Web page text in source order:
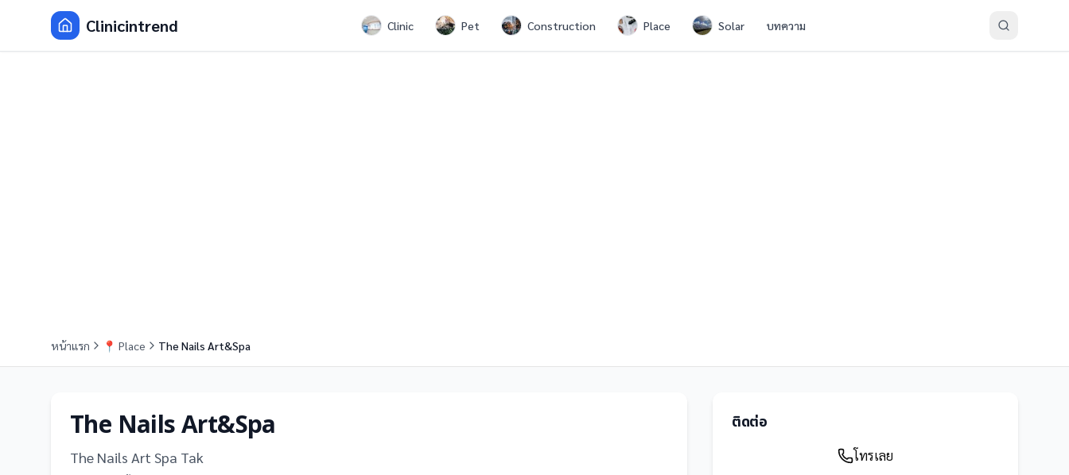
Clinicintrend Clinic Pet Construction Place Solar บทความ
หน้าแรก 📍 Place The Nails Art&Spa
The Nails Art&Spa
The Nails Art Spa Tak
ติดต่อ
โทรเลย